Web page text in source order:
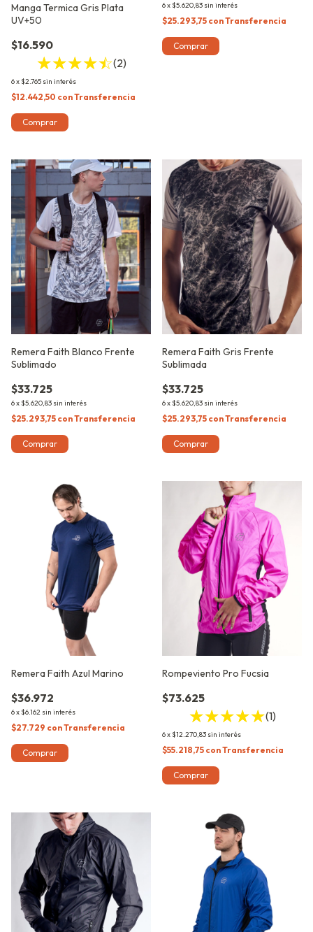
Manga Termica Gris Plata
UV+50
$16.590
(2)
6x $2.765 sin interés
$12.442,50 conTransferencia
Comprar
6x $5.620,83 sin interés
$25.293,75 conTransferencia
Comprar
Remera Faith Blanco Frente
Sublimado
$33.725
6x $5.620,83 sin interés
$25.293,75 conTransferencia
Comprar
Remera Faith Gris Frente
Sublimada
$33.725
6x $5.620,83 sin interés
$25.293,75 conTransferencia
Comprar
Remera Faith Azul Marino
$36.972
6x $6.162 sin interés
$27.729 conTransferencia
Comprar
Rompeviento Pro Fucsia
$73.625
(1)
6x $12.270,83 sin interés
$55.218,75 conTransferencia
Comprar